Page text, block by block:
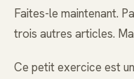
Faites-le maintenant.
trois autres articles.
Ce petit exercice est